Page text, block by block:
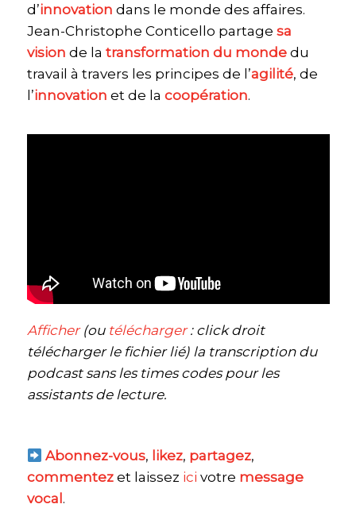
d’innovation dans le monde des affaires.
Jean-Christophe Conticello partage sa
vision de la transformation du mondedu
travail à travers les principes de l’agilité, de
l’innovation et de la coopération.
Afficher(ou télécharger: click droit
télécharger le fichier lié) la transcription du
podcast sans les times codes pour les
assistants de lecture.
Abonnez-vous, likez, partagez,
commentezet laissez ici votre message
vocal .